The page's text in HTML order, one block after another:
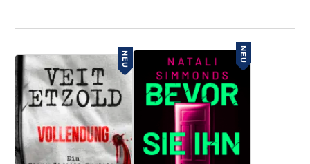
NEU NEU